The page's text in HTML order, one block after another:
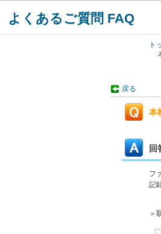
よくあるご質問 FAQ
ト
戻る
本
回
フ
記
＞